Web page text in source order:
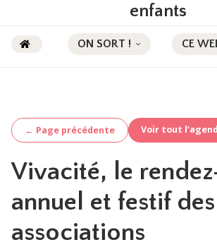
enfants
ON SORT ! CE
← Page précédente Voir tout
Vivacité, le
annuel et festif des
associations